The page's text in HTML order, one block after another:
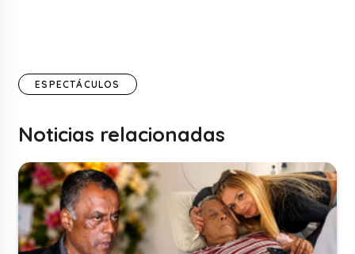
ESPECTÁCULOS
Noticias relacionadas